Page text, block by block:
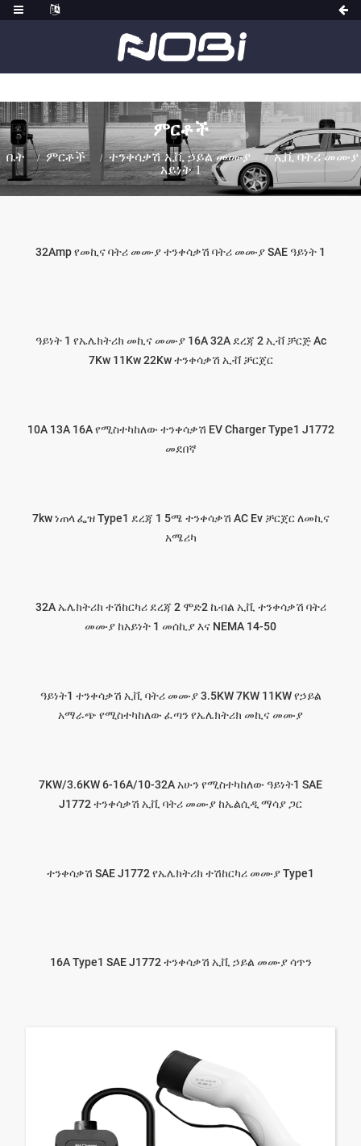
ምርቶች
ቤት ምርቶች ተንቀሳቃሽ ኢቪ ኃይል መሙያ
ኢቪ ባትሪ መሙያ
አይነት 1
32Amp የመኪና ባትሪ መሙያ ተንቀሳቃሽ ባትሪ መሙያ SAE ዓይነት 1
ዓይነት 1 የኤሌክትሪክ መኪና መሙያ 16A 32A ደረጃ 2 ኢቭ ቻርጅ Ac
7Kw 11Kw 22Kw ተንቀሳቃሽ ኢቭ ቻርጀር
10A 13A 16A የሚስተካከለው ተንቀሳቃሽ EV Charger Type1 J1772
መደበኛ
7kw ነጠላ ፌዝ Type1 ደረጃ 1 5ሜ ተንቀሳቃሽ AC Ev ቻርጀር ለመኪና
አሜሪካ
32A ኤሌክትሪክ ተሽከርካሪ ደረጃ 2 ሞድ2 ኬብል ኢቪ ተንቀሳቃሽ ባትሪ
መሙያ ከአይነት 1 መሰኪያ እና NEMA 14-50
ዓይነት1 ተንቀሳቃሽ ኢቪ ባትሪ መሙያ 3.5KW 7KW 11KW የኃይል
አማራጭ የሚስተካከለው ፈጣን የኤሌክትሪክ መኪና መሙያ
7KW/3.6KW 6-16A/10-32A አሁን የሚስተካከለው ዓይነት1 SAE
J1772 ተንቀሳቃሽ ኢቪ ባትሪ መሙያ ከኤልሲዲ ማሳያ ጋር
ተንቀሳቃሽ SAE J1772 የኤሌክትሪክ ተሽከርካሪ መሙያ Type1
16A Type1 SAE J1772 ተንቀሳቃሽ ኢቪ ኃይል መሙያ ሳጥን